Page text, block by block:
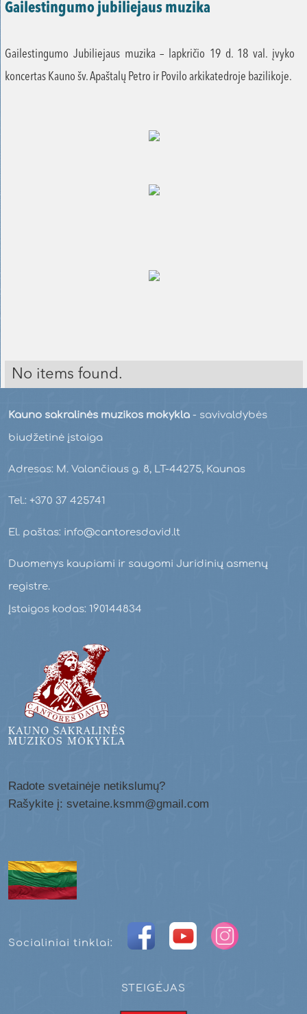
Gailestingumo jubiliejaus muzika
Gailestingumo Jubiliejaus muzika – lapkričio 19 d. 18 val. įvyko
koncertas Kauno šv. Apaštalų Petro ir Povilo arkikatedroje bazilikoje.
No items found.
Kauno sakralinės muzikos mokykla - savivaldybės
biudžetinė įstaiga
Adresas: M. Valančiaus g. 8, LT-44275, Kaunas
Tel.: +370 37 425741
El. paštas: info@cantoresdavid.lt
Duomenys kaupiami ir saugomi Juridinių asmenų
registre.
Įstaigos kodas: 190144834
Radote svetainėje netikslumų?
Rašykite į: svetaine.ksmm@gmail.com
Socialiniai tinklai:
STEIGĖJAS